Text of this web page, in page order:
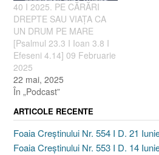
40 I 2025. PE CĂRĂRI
DREPTE SAU VIAȚA CA
UN DRUM PE MARE
[Psalmul 23.3 I Ioan 3.8 I
Efeseni 4.14] 09 Februarie
2025
22 mai, 2025
În „Podcast”
ARTICOLE RECENTE
Foaia Creștinului Nr. 554 I D. 21
Foaia Creștinului Nr. 553 I D. 14